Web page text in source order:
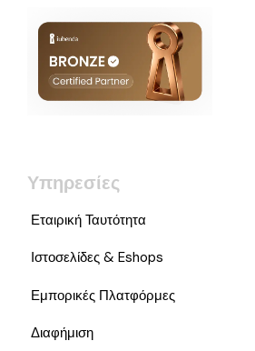
Υπηρεσίες
Εταιρική Ταυτότητα
Ιστοσελίδες & Eshops
Εμπορικές Πλατφόρμες
Διαφήμιση